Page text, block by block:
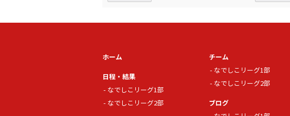
ホーム
日程・結果
なでしこリーグ1部
なでしこリーグ2部
チーム
なでしこリーグ1部
なでしこリーグ2部
ブログ